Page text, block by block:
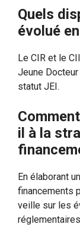
Quels
évolué
Le CIR et le
Jeune
statut JEI.
il à la
En élaborant
financements
veille sur les